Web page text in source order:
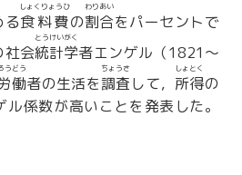
る食料費
しょくりょうひ
の割合
わりあい
をパーセントで
社会統計学
とうけいがく
者エンゲル（1821〜
働
うどう
者の生活を調査
ちょうさ
して， 所得
しょとく
の
係数が高いことを発表した。